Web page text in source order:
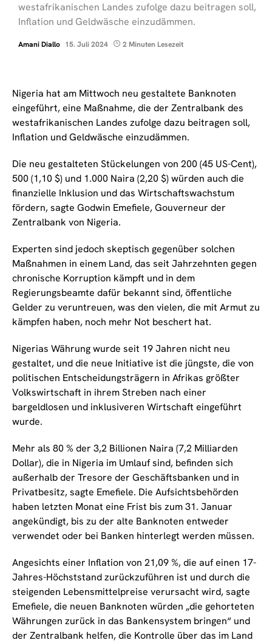
westafrikanischen Landes zufolge dazu beitragen soll,
Inflation und Geldwäsche einzudämmen.
Amani Diallo 15. Juli 2024 2 Minuten Lesezeit
Nigeria hat am Mittwoch neu gestaltete Banknoten
eingeführt, eine Maßnahme, die der Zentralbank des
westafrikanischen Landes zufolge dazu beitragen soll,
Inflation und Geldwäsche einzudämmen.
Die neu gestalteten Stückelungen von 200 (45 US-Cent),
500 (1,10 $) und 1.000 Naira (2,20 $) würden auch die
finanzielle Inklusion und das Wirtschaftswachstum
fördern, sagte Godwin Emefiele, Gouverneur der
Zentralbank von Nigeria.
Experten sind jedoch skeptisch gegenüber solchen
Maßnahmen in einem Land, das seit Jahrzehnten gegen
chronische Korruption kämpft und in dem
Regierungsbeamte dafür bekannt sind, öffentliche
Gelder zu veruntreuen, was den vielen, die mit Armut zu
kämpfen haben, noch mehr Not beschert hat.
Nigerias Währung wurde seit 19 Jahren nicht neu
gestaltet, und die neue Initiative ist die jüngste, die von
politischen Entscheidungsträgern in Afrikas größter
Volkswirtschaft in ihrem Streben nach einer
bargeldlosen und inklusiveren Wirtschaft eingeführt
wurde.
Mehr als 80 % der 3,2 Billionen Naira (7,2 Milliarden
Dollar), die in Nigeria im Umlauf sind, befinden sich
außerhalb der Tresore der Geschäftsbanken und in
Privatbesitz, sagte Emefiele. Die Aufsichtsbehörden
haben letzten Monat eine Frist bis zum 31. Januar
angekündigt, bis zu der alte Banknoten entweder
verwendet oder bei Banken hinterlegt werden müssen.
Angesichts einer Inflation von 21,09 %, die auf einen 17-
Jahres-Höchststand zurückzuführen ist und durch die
steigenden Lebensmittelpreise verursacht wird, sagte
Emefiele, die neuen Banknoten würden „die gehorteten
Währungen zurück in das Bankensystem bringen“ und
der Zentralbank helfen, die Kontrolle über das im Land